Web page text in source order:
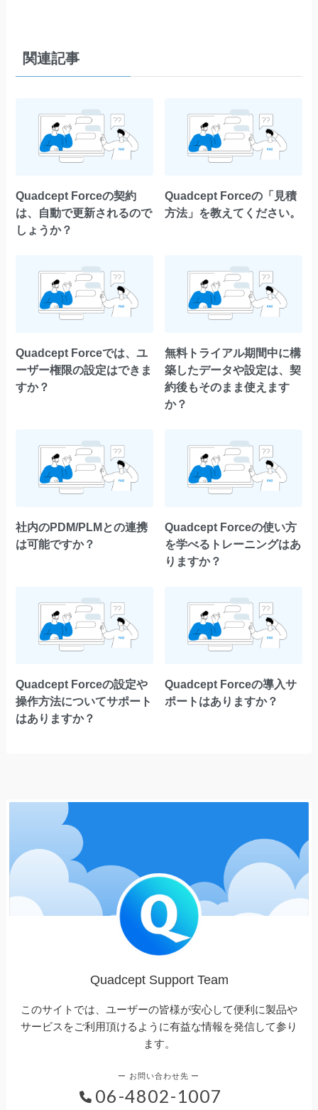
関連記事
Quadcept Forceの契約
は、自動で更新されるので
しょうか？
Quadcept Forceの「見積
方法」を教えてください。
Quadcept Forceでは、ユ
ーザー権限の設定はできま
すか？
無料トライアル期間中に構
築したデータや設定は、契
約後もそのまま使えます
か？
社内のPDM/PLMとの連携
は可能ですか？
Quadcept Forceの使い方
を学べるトレーニングはあ
りますか？
Quadcept Forceの設定や
操作方法についてサポート
はありますか？
Quadcept Forceの導入サ
ポートはありますか？
Quadcept Support Team
このサイトでは、ユーザーの皆様が安心して便利に製品や
サービスをご利用頂けるように有益な情報を発信して参り
ます。
06-4802-1007